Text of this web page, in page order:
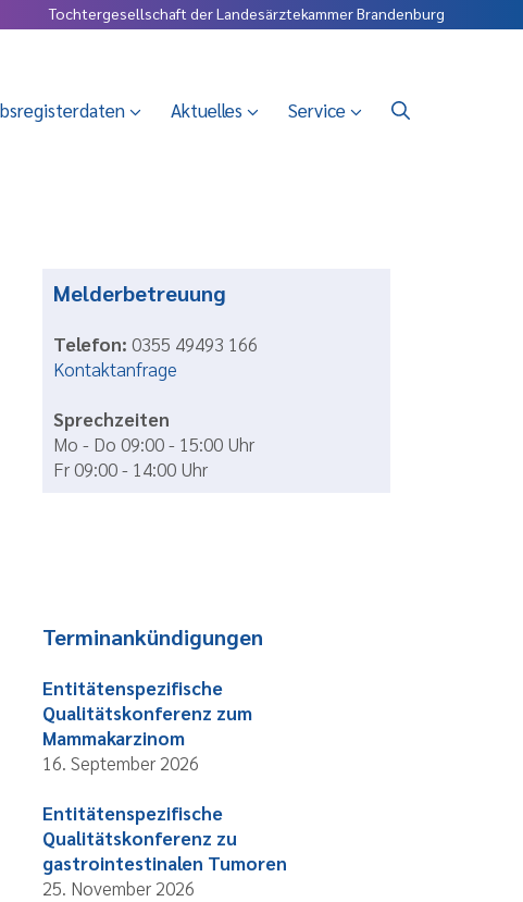
Tochtergesellschaft der Landesärztekammer Brandenburg
Aktuelles Service
Melderbetreuung
Telefon: 0355 49493 166
Kontaktanfrage
Sprechzeiten
Mo - Do 09:00 - 15:00 Uhr
Fr 09:00 - 14:00 Uhr
Terminankündigungen
Entitätenspezifische
Qualitätskonferenz zum
Mammakarzinom
16. September 2026
Entitätenspezifische
Qualitätskonferenz zu
gastrointestinalen Tumoren
25. November 2026